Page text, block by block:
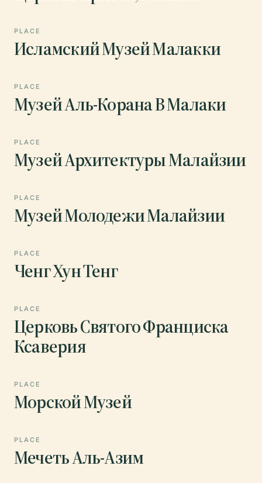
PLACE
Исламский Музей Малакки
PLACE
Музей Аль-Корана В Малаки
PLACE
Музей Архитектуры Малайзии
PLACE
Музей Молодежи Малайзии
PLACE
Ченг Хун Тенг
PLACE
Церковь Святого Франциска
Ксаверия
PLACE
Морской Музей
PLACE
Мечеть Аль-Азим